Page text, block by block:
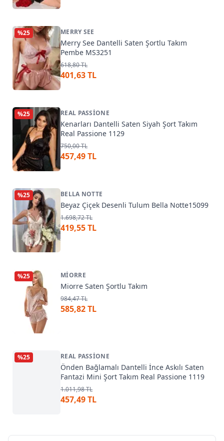
%25 MERRY SEE
Merry See Dantelli Saten Şortlu Takım
Pembe MS3251
618,80 TL
401,63 TL
%25 REAL PASSIONE
Kenarları Dantelli Saten Siyah Şort Takım
Real Passione 1129
750,00 TL
457,49 TL
%25 BELLA NOTTE
Beyaz Çiçek Desenli Tulum Bella Notte15099
1.698,72 TL
419,55 TL
%25 MIORRE
Miorre Saten Şortlu Takım
984,47 TL
585,82 TL
%25 REAL PASSIONE
Önden Bağlamalı Dantelli İnce Askılı Saten
Fantazi Mini Şort Takım Real Passione 1119
1.011,98 TL
457,49 TL